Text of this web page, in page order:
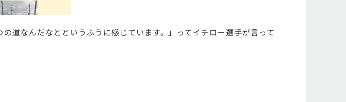
道なんだなとというふうに感じています。」ってイチロー選手が言って